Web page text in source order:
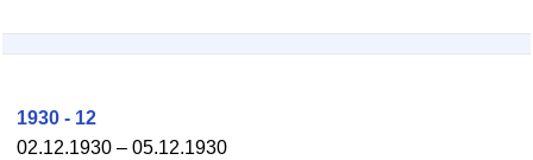
02.12.1930 – 05.12.1930
1930 - 12